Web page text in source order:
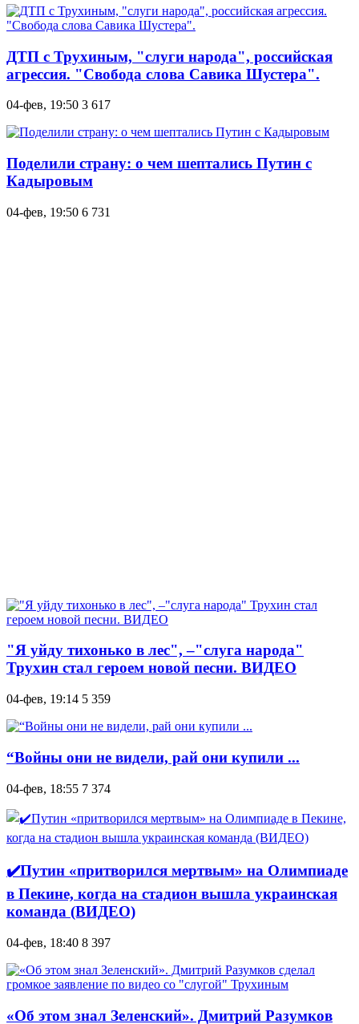
ДТП с Трухиным, "слуги народа", российская
агрессия. "Свобода слова Савика Шустера".
04-фев, 19:50 3 617
Поделили страну: о чем шептались Путин с
Кадыровым
04-фев, 19:50 6 731
"Я уйду тихонько в лес", –"слуга народа"
Трухин стал героем новой песни. ВИДЕО
04-фев, 19:14 5 359
“Войны они не видели, рай они купили ...
04-фев, 18:55 7 374
✔️Путин «притворился мертвым» на Олимпиаде
в Пекине, когда на стадион вышла украинская
команда (ВИДЕО)
04-фев, 18:40 8 397
«Об этом знал Зеленский». Дмитрий Разумков